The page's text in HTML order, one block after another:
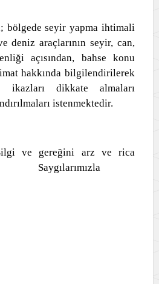
seyir yapma ihtimali
deniz araçlarının seyir, can,
açısından, bahse konu
hakkında bilgilendirilerek
ikazları dikkate almaları
istenmektedir.
arz ve rica